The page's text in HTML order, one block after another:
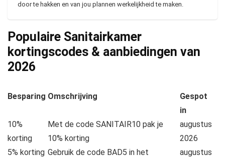
door te hakken en van jou plannen werkelijkheid te maken.
Populaire Sanitairkamer
kortingscodes & aanbiedingen van
2026
Besparing Omschrijving
Gespot
in
10%
korting
Met de code SANITAIR10 pak je
10% korting
augustus
2026
5% korting Gebruik de code BAD5 in het
augustus